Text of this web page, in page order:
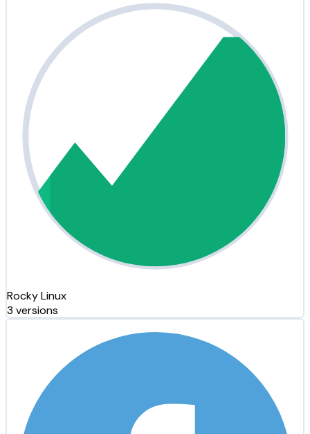
Rocky Linux
3 versions